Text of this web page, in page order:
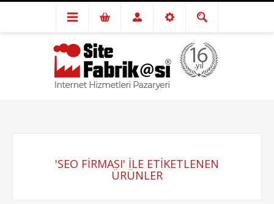
'SEO FIRMASI' ILE ETIKETLENEN
ÜRÜNLER